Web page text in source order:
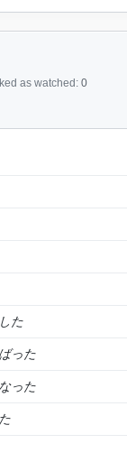
as watched: 0
た
った
った